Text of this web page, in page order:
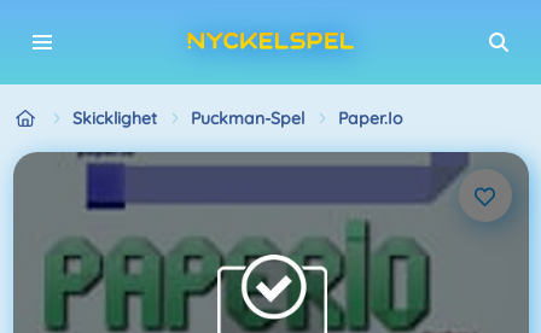
Skicklighet Puckman-Spel Paper.io